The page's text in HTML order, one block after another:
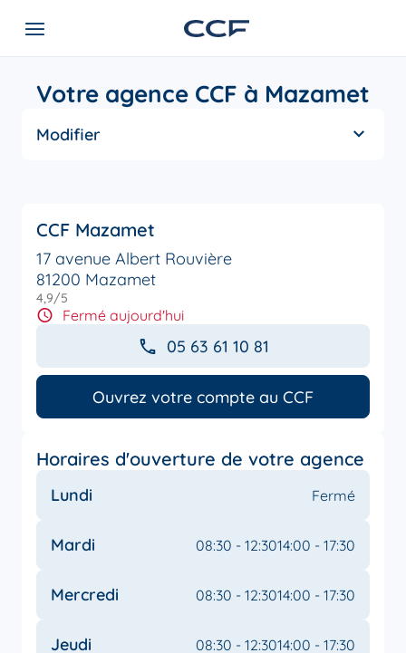
Votre agence CCF à Mazamet
Modifier
CCF Mazamet
17 avenue Albert Rouvière
81200 Mazamet
4,9/5
Fermé aujourd'hui
05 63 61 10 81
Ouvrez votre compte au CCF
Horaires d'ouverture de votre agence
Lundi Fermé
Mardi 08:30 - 12:3014:00 - 17:30
Mercredi 08:30 - 12:3014:00 - 17:30
Jeudi 08:30 - 12:3014:00 - 17:30